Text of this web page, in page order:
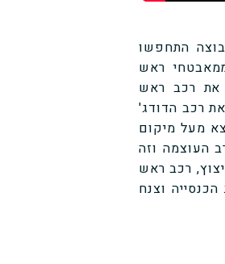
שהוא מוכן להפעלה. 3 מחברי הקבוצה התחפשו
ראש
את רכב ראש
המתנקשים את רכב הדודג'
מעל מיקום
העוצמה וזה
רכב ראש
מעל חמשת קומות הכנסייה וצנח